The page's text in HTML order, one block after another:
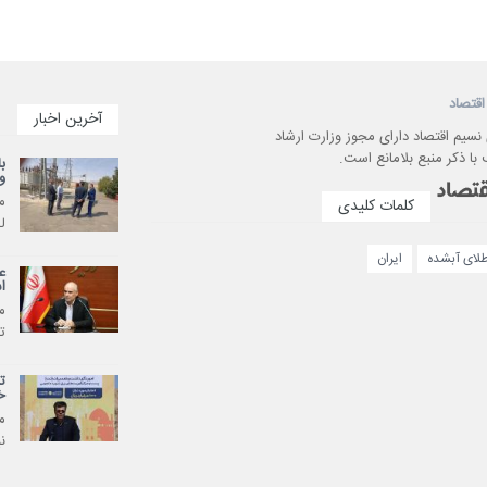
آخرین اخبار
اقتصاد دارای مجوز وزارت ارشاد
ذکر منبع بلامانع است.
کلمات کلیدی
آبشده ایران